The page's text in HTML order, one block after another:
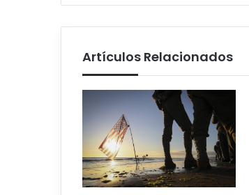
Artículos Relacionados